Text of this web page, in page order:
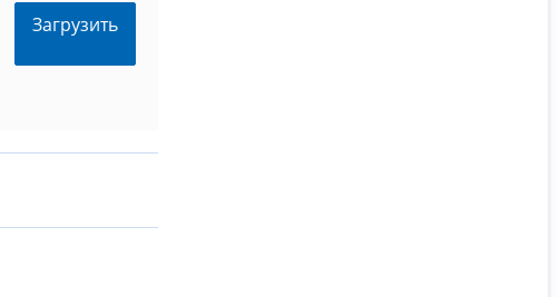
Загрузить